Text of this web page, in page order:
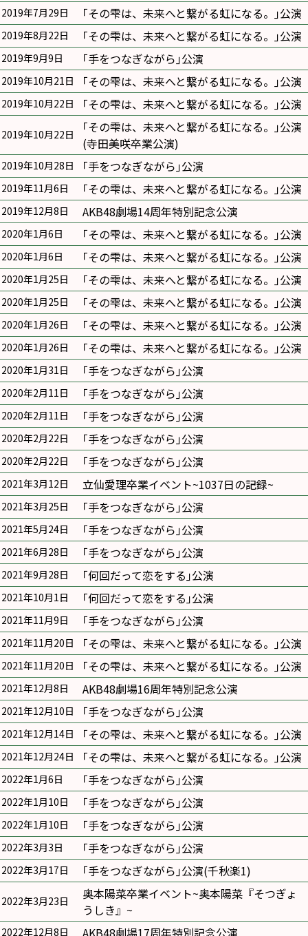
2019年7月29日 ｢その雫は、未来へと繋がる虹になる。｣公演
2019年8月22日 ｢その雫は、未来へと繋がる虹になる。｣公演
2019年9月9日 ｢手をつなぎながら｣公演
2019年10月21日 ｢その雫は、未来へと繋がる虹になる。｣公演
2019年10月22日 ｢その雫は、未来へと繋がる虹になる。｣公演
2019年10月22日
｢その雫は、未来へと繋がる虹になる。｣公演
(寺田美咲卒業公演)
2019年10月28日 ｢手をつなぎながら｣公演
2019年11月6日 ｢その雫は、未来へと繋がる虹になる。｣公演
2019年12月8日 AKB48劇場14周年特別記念公演
2020年1月6日 ｢その雫は、未来へと繋がる虹になる。｣公演
2020年1月6日 ｢その雫は、未来へと繋がる虹になる。｣公演
2020年1月25日 ｢その雫は、未来へと繋がる虹になる。｣公演
2020年1月25日 ｢その雫は、未来へと繋がる虹になる。｣公演
2020年1月26日 ｢その雫は、未来へと繋がる虹になる。｣公演
2020年1月26日 ｢その雫は、未来へと繋がる虹になる。｣公演
2020年1月31日 ｢手をつなぎながら｣公演
2020年2月11日 ｢手をつなぎながら｣公演
2020年2月11日 ｢手をつなぎながら｣公演
2020年2月22日 ｢手をつなぎながら｣公演
2020年2月22日 ｢手をつなぎながら｣公演
2021年3月12日 立仙愛理卒業イベント~1037日の記録~
2021年3月25日 ｢手をつなぎながら｣公演
2021年5月24日 ｢手をつなぎながら｣公演
2021年6月28日 ｢手をつなぎながら｣公演
2021年9月28日 ｢何回だって恋をする｣公演
2021年10月1日 ｢何回だって恋をする｣公演
2021年11月9日 ｢手をつなぎながら｣公演
2021年11月20日 ｢その雫は、未来へと繋がる虹になる。｣公演
2021年11月20日 ｢その雫は、未来へと繋がる虹になる。｣公演
2021年12月8日 AKB48劇場16周年特別記念公演
2021年12月10日 ｢手をつなぎながら｣公演
2021年12月14日 ｢その雫は、未来へと繋がる虹になる。｣公演
2021年12月24日 ｢その雫は、未来へと繋がる虹になる。｣公演
2022年1月6日 ｢手をつなぎながら｣公演
2022年1月10日 ｢手をつなぎながら｣公演
2022年1月10日 ｢手をつなぎながら｣公演
2022年3月3日 ｢手をつなぎながら｣公演
2022年3月17日 ｢手をつなぎながら｣公演(千秋楽1)
2022年3月23日
奥本陽菜卒業イベント~奥本陽菜『そつぎょ
うしき』~
2022年12月8日 AKB48劇場17周年特別記念公演